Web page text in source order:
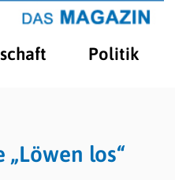
Politik
los“